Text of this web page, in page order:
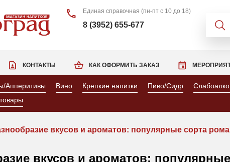
Единая справочная (пн-пт с 10 до 18)
8 (3952) 655-677
КАК ОФОРМИТЬ ЗАКАЗ
КОНТАКТЫ
Апперитивы Вино Крепкие напитки Пиво/Сидр
вкусов и ароматов: популярные сорта
вкусов и ароматов: